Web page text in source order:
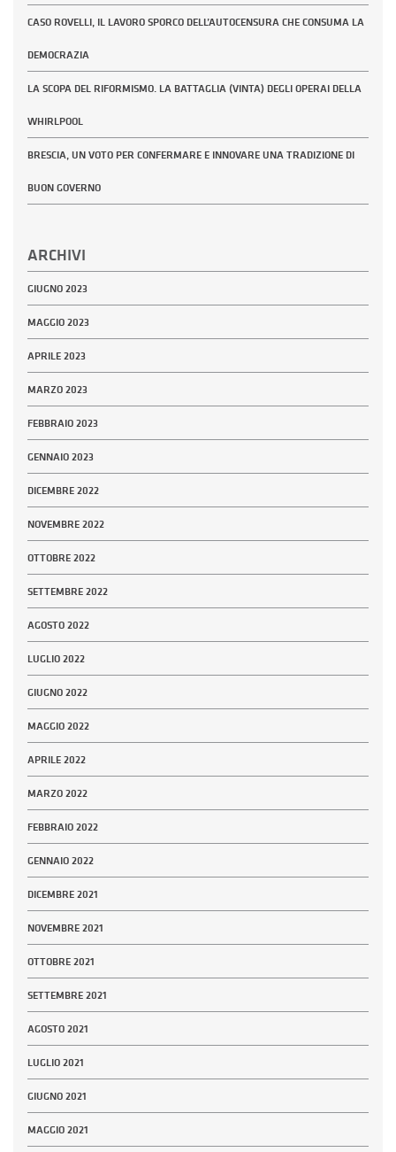
CASO ROVELLI, IL LAVORO SPORCO DELL’AUTOCENSURA CHE CONSUMA LA
DEMOCRAZIA
LA SCOPA DEL RIFORMISMO. LA BATTAGLIA (VINTA) DEGLI OPERAI DELLA
WHIRLPOOL
BRESCIA, UN VOTO PER CONFERMARE E INNOVARE UNA TRADIZIONE DI
BUON GOVERNO
ARCHIVI
GIUGNO 2023
MAGGIO 2023
APRILE 2023
MARZO 2023
FEBBRAIO 2023
GENNAIO 2023
DICEMBRE 2022
NOVEMBRE 2022
OTTOBRE 2022
SETTEMBRE 2022
AGOSTO 2022
LUGLIO 2022
GIUGNO 2022
MAGGIO 2022
APRILE 2022
MARZO 2022
FEBBRAIO 2022
GENNAIO 2022
DICEMBRE 2021
NOVEMBRE 2021
OTTOBRE 2021
SETTEMBRE 2021
AGOSTO 2021
LUGLIO 2021
GIUGNO 2021
MAGGIO 2021